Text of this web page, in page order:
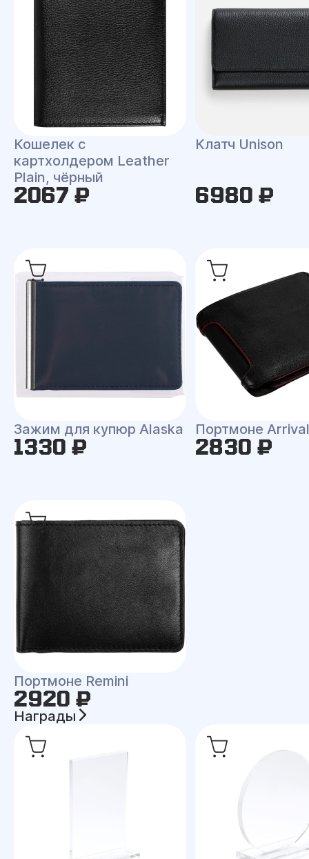
Кошелек с
картхолдером Leather
Plain, чёрный
2067 ₽
Клатч Unison
6980 ₽
Зажим для купюр Alaska
1330 ₽
Портмоне Arrival
2830 ₽
Портмоне Remini
2920 ₽
Награды